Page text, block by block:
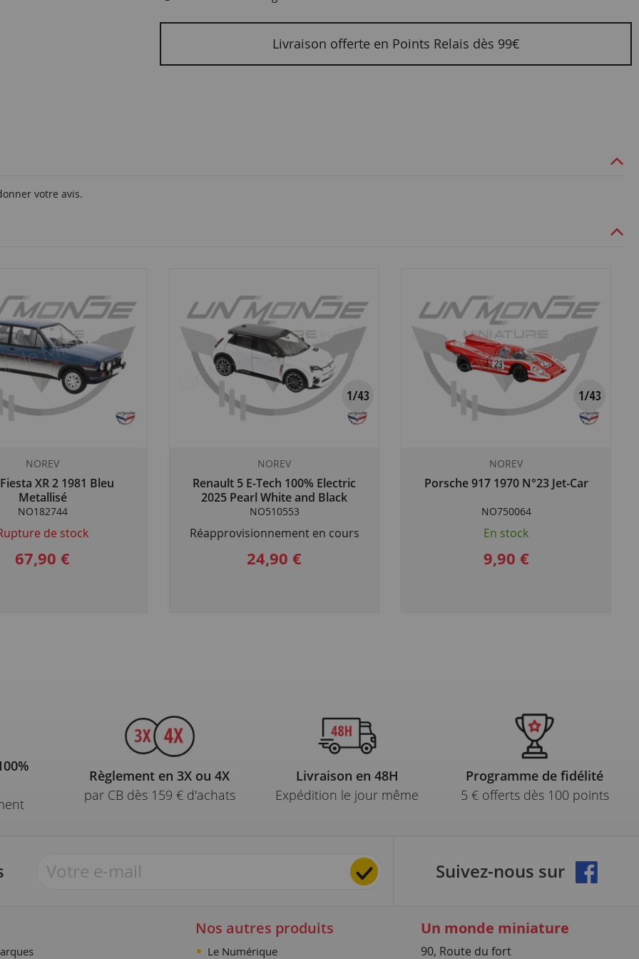
Livraison offerte en Points Relais dès 99€
votre avis.
NOREV
XR 2 1981 Bleu
Metallisé
NO182744
de stock
67,90 €
NOREV
Renault 5 E-Tech 100% Electric
2025 Pearl White and Black
NO510553
Réapprovisionnement en cours
24,90 €
NOREV
Porsche 917 1970 N°23 Jet-Car
NO750064
En stock
9,90 €
Règlement en 3X ou 4X
par CB dès 159 € d'achats
Livraison en 48H
Expédition le jour même
Programme de fidélité
5 € offerts dès 100 points
Suivez-nous sur
Nos autres produits
Le Numérique
Un monde miniature
90, Route du fort